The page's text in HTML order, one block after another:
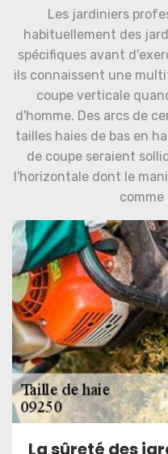
Les jardiniers
habituellement des
spécifiques avant
ils connaissent une
coupe verticale
d'homme. Des arcs de
tailles haies de bas en
de coupe seraient
l'horizontale dont le
La sûreté des